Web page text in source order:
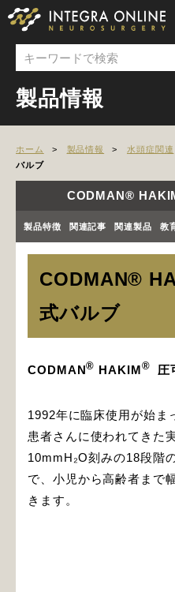
製品情報
ホーム 製品情報 水頭症関連
バルブ
CODMAN®
製品特徴 関連記事 関連製品 教
CODMAN®
式バルブ
CODMAN® HAKIM® 圧
1992年に臨床使用が始ま
患者さんに使われてきた
10mmH₂O刻みの18段階
で、小児から高齢者まで
きます。